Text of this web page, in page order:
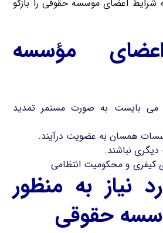
شرایط اعضای موسسه حقوقی را بازگو
مؤسسه
می بایست به صورت مستمر تمدید
همسان به عضویت درآیند.
دیگری نباشند.
کیفری و محکومیت انتظامی
نیاز به منظور
حقوقی